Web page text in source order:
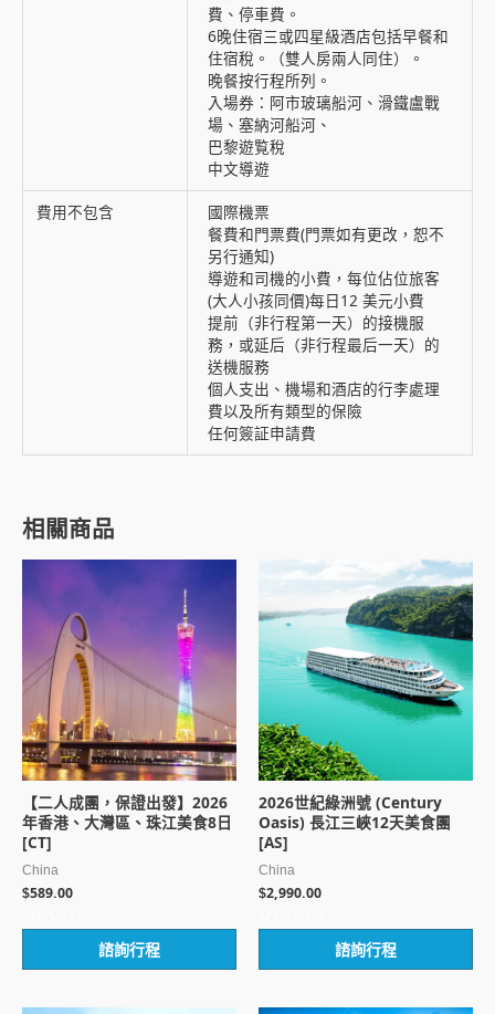
費、停車費。
6晚住宿三或四星級酒店包括早餐和
住宿稅。（雙人房兩人同住）。
晚餐按行程所列。
入場券：阿市玻璃船河、滑鐵盧戰
場、塞納河船河、
巴黎遊覧稅
中文導遊
費用不包含
國際機票
餐費和門票費(門票如有更改，恕不
另行通知)
導遊和司機的小費，每位佔位旅客
(大人小孩同價)每日12 美元小費
提前（非行程第一天）的接機服
務，或延后（非行程最后一天）的
送機服務
個人支出、機場和酒店的行李處理
費以及所有類型的保險
任何簽証申請費
相關商品
【二人成團，保證出發】2026
年香港、大灣區、珠江美食8日
[CT]
China
$589.00
評
滿
諮詢行程
2026世紀綠洲號 (Century
Oasis) 長江三峽12天美食團
[AS]
China
$2,990.00
評
滿
諮詢行程